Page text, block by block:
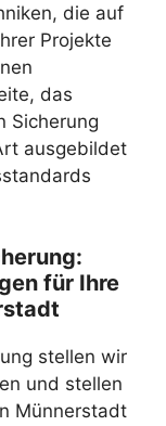
die auf
Projekte
das
Sicherung
ausgebildet
für Ihre
stellen wir
und stellen
Münnerstadt